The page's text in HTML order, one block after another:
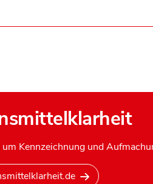
Kennzeichnung und